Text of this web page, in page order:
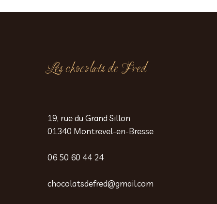
Les chocolats de Fred
19, rue du Grand Sillon
01340 Montrevel-en-Bresse
06 50 60 44 24
chocolatsdefred@gmail.com